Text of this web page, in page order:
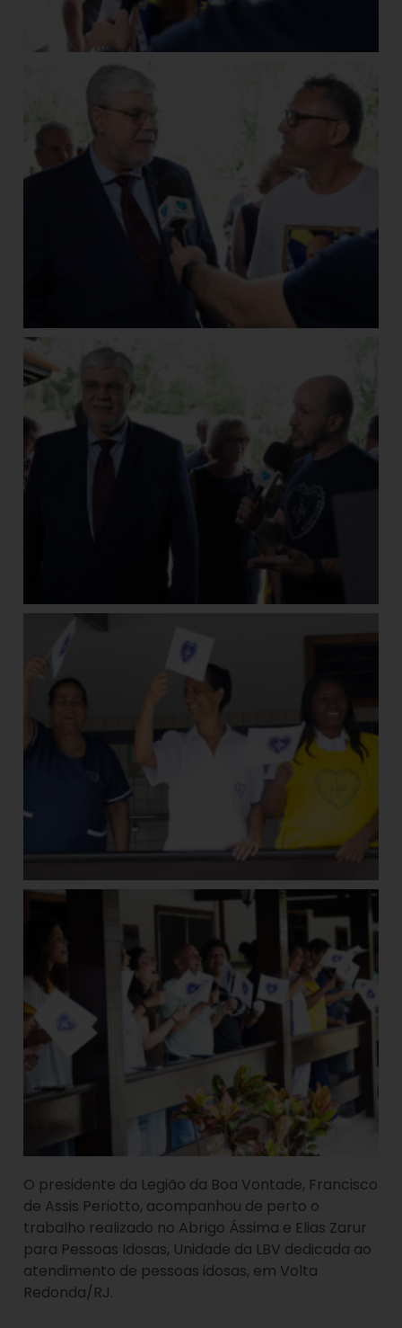
O presidente da Legião da Boa Vontade, Francisco
de Assis Periotto, acompanhou de perto o
trabalho realizado no Abrigo Ássima e Elias Zarur
para Pessoas Idosas, Unidade da LBV dedicada ao
atendimento de pessoas idosas, em Volta
Redonda/RJ.